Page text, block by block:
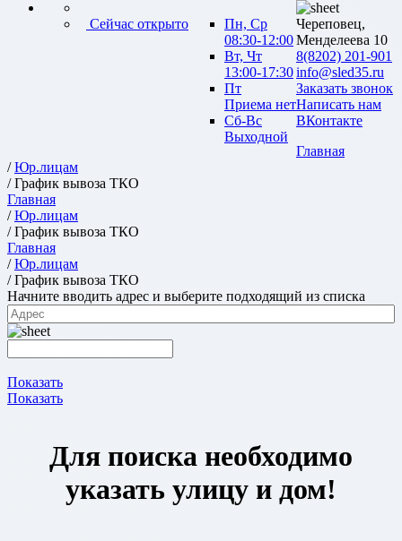
Сейчас открыто
Пн, Ср
08:30-12:00
Вт, Чт
13:00-17:30
Пт
Приема нет
Сб-Вс
Выходной
Череповец,
Менделеева 10
8(8202) 201-901
info@sled35.ru
Заказать звонок
Написать нам
ВКонтакте
Главная
/Юр.лицам
/ График вывоза ТКО
Главная
/Юр.лицам
/ График вывоза ТКО
Главная
/Юр.лицам
/ График вывоза ТКО
Начните вводить адрес и выберите подходящий из списка
Показать
Показать
Для поиска необходимо
указать улицу и дом!